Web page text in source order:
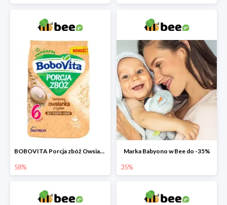
BOBOVITA Porcja zbóż Owsianka bezmleczna z ryżem
58%
Marka Babyono w Bee do -35%
35%